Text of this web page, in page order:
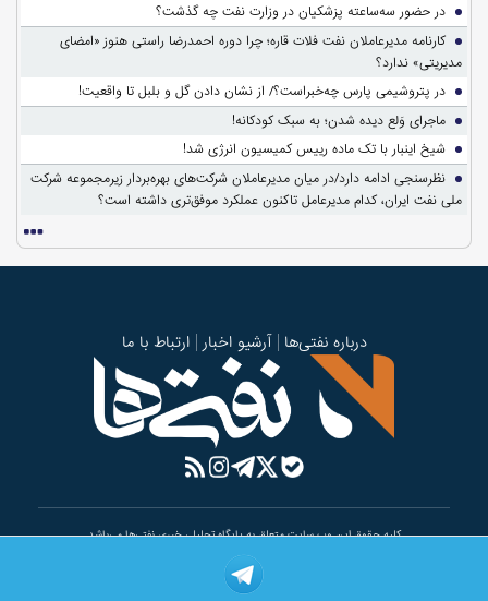
در حضور سه‌ساعته پزشکیان در وزارت نفت چه گذشت؟
کارنامه مدیرعاملان نفت فلات قاره؛ چرا دوره احمدرضا راستی هنوز «امضای
مدیریتی» ندارد؟
در پتروشیمی پارس چه‌خبراست؟/ از نشان دادن گل و بلبل تا واقعیت!
ماجرای وَلع دیده شدن؛ به سبک کودکانه!
شیخ اینبار با تک ماده رییس کمیسیون انرژی شد!
نظرسنجی ادامه دارد/در میان مدیرعاملان شرکت‌های بهره‌بردار زیرمجموعه شرکت
ملی نفت ایران، کدام مدیرعامل تاکنون عملکرد موفق‌تری داشته است؟
درباره نفتی‌ها آرشیو اخبار ارتباط با ما
کلیه حقوق این وب سایت متعلق به پایگاه تحلیلی خبری نفتی‌ها می‌باشد